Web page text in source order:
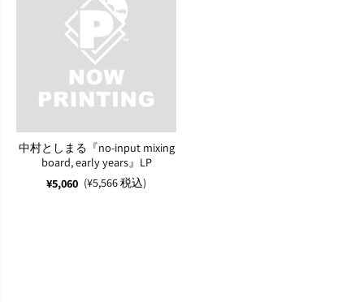
中村としまる『no-input mixing
board, early years』LP
¥5,060 (¥5,566 税込)